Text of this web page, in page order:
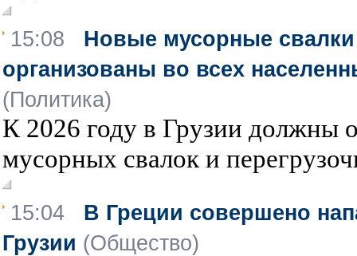
15:08 Новые мусорные
организованы во всех
(Политика)
К 2026 году в Грузии должны
мусорных свалок и
15:04 В Греции совершено
Грузии (Общество)